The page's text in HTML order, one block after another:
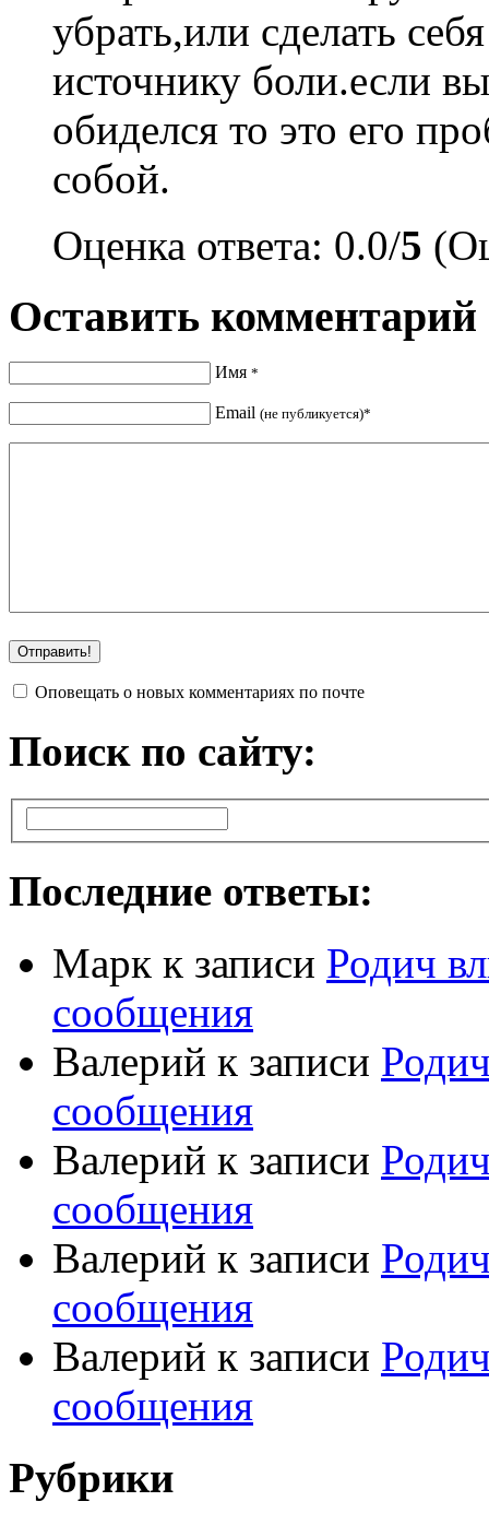
убрать,или сделать
источнику боли.если
обиделся то это его
собой.
Оценка ответа: 0.0/5
Оставить комментарий
Имя *
Email (не публикуется)*
Оповещать о новых комментариях по почте
Поиск по сайту:
Последние ответы:
Марк к записи Родич
сообщения
Валерий к записи
сообщения
Валерий к записи
сообщения
Валерий к записи
сообщения
Валерий к записи
сообщения
Рубрики